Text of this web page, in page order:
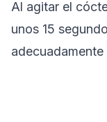
Al agitar el
unos 15
adecuadamente